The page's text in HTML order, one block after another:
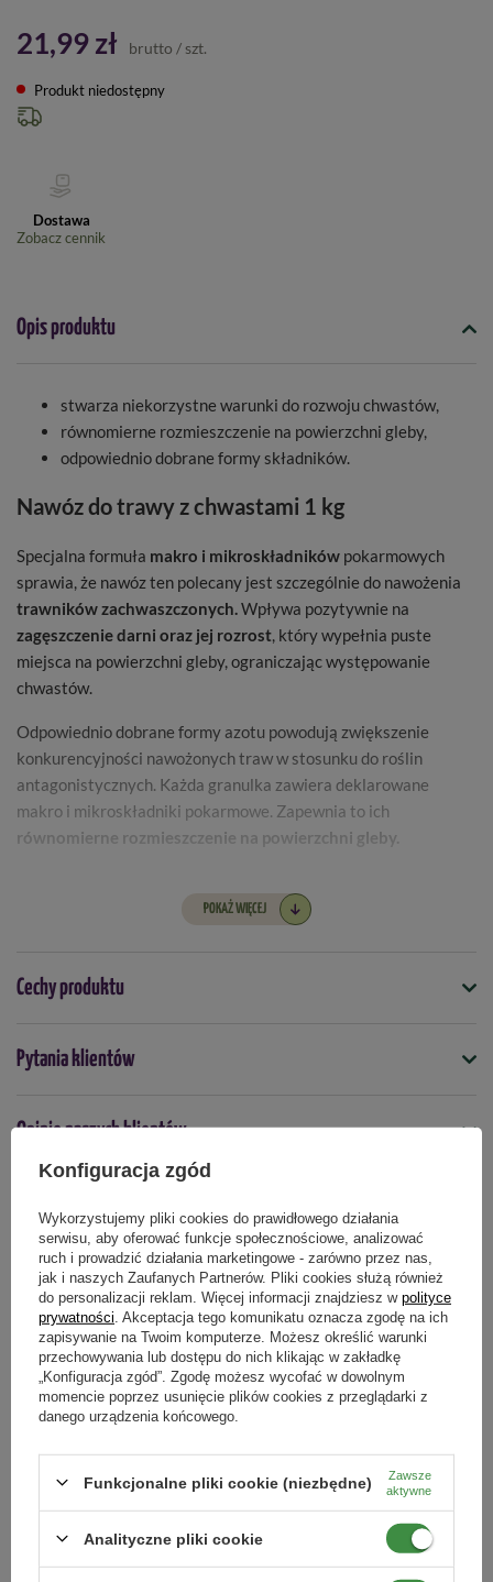
21,99 zł brutto / szt.
Produkt niedostępny
Dostawa
Zobacz cennik
Opis produktu
stwarza niekorzystne warunki do rozwoju chwastów,
równomierne rozmieszczenie na powierzchni gleby,
odpowiednio dobrane formy składników.
Nawóz do trawy z chwastami 1 kg
Specjalna formuła makro i mikroskładników pokarmowych
sprawia, że nawóz ten polecany jest szczególnie do nawożenia
trawników zachwaszczonych.Wpływa pozytywnie na
zagęszczenie darni oraz jej rozrost, który wypełnia puste
miejsca na powierzchni gleby, ograniczając występowanie
chwastów.
Odpowiednio dobrane formy azotu powodują zwiększenie
konkurencyjności nawożonych traw w stosunku do roślin
antagonistycznych. Każda granulka zawiera deklarowane
makro i mikroskładniki pokarmowe. Zapewnia to ich
równomierne rozmieszczenie na powierzchni gleby.
1 kg; 5 kg
Dawkowanie i wydajność
więc w przybliżeniu 1 garść nawozu to 2 m
trawnika.
Opakowanie 1 kg wystarcza na 50 m
Optymalny sposób aplikacji nawozu powinien przebiegać w
następujących krokach:
Odmierz odpowiednią ilość nawozu.
Rozsyp nawóz równomiernie na całej powierzchni.
Po zastosowaniu nawozu teren obficie podlej wodą.
Jeszczelepszy efektuzyskasz, kiedy przed nawożeniem
Uwaga:
Nawóz powinien zostać wysiany na suchy trawnik. W
POKAŻ WIĘCEJ
Cechy produktu
Symbol
5907102011826
Typ nawozu
mineralny
Podmiot odpowiedzialny za ten produkt na terenie UE Więcej
Pytania klientów
Opinie naszych klientów
Produkty powiązane
Obornik mieszany granulowany z
kwasami humusowymi 8 l
Spintor 240 SC Zwalcza Szkodniki
W Gruncie i Pod Osłonami 50 ml
Konfiguracja zgód
Wykorzystujemy pliki cookies do prawidłowego działania
serwisu, aby oferować funkcje społecznościowe, analizować
ruch i prowadzić działania marketingowe - zarówno przez nas,
jak i naszych Zaufanych Partnerów. Pliki cookies służą również
do personalizacji reklam. Więcej informacji znajdziesz w polityce
prywatności . Akceptacja tego komunikatu oznacza zgodę na ich
zapisywanie na Twoim komputerze. Możesz określić warunki
przechowywania lub dostępu do nich klikając w zakładkę
„Konfiguracja zgód”. Zgodę możesz wycofać w dowolnym
momencie poprzez usunięcie plików cookies z przeglądarki z
danego urządzenia końcowego.
Funkcjonalne pliki cookie (niezbędne)
Zawsze
aktywne
Analityczne pliki cookie